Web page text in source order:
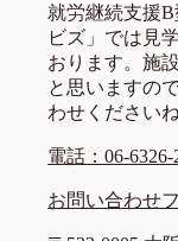
就労継続支援
ビズ」では見
おります。施
と思いますの
わせください
電話：06-6326-
お問い合わせ